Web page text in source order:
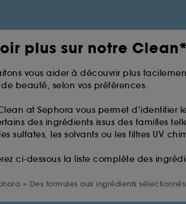
plus sur notre Clean*
vous aider à découvrir plus
beauté, selon vos préférences.
at Sephora vous permet d’identifier
des ingrédients issus des familles
sulfates, les solvants ou les filtres UV
ci-dessous la liste complète des
= Des formules aux ingrédients